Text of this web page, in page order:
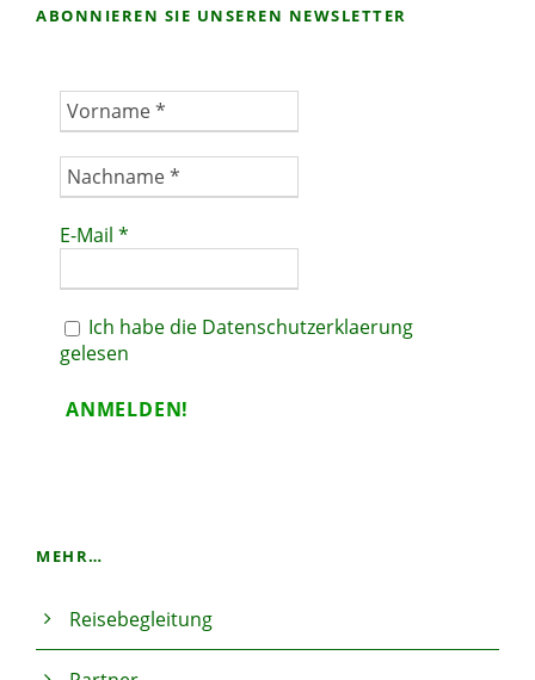
ABONNIEREN SIE UNSEREN NEWSLETTER
E-Mail *
Ich habe die Datenschutzerklaerung
gelesen
MEHR…
Reisebegleitung